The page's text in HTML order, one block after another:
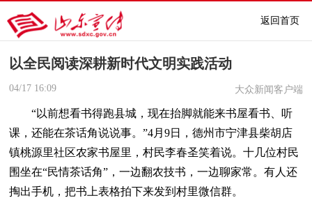
返回首页
以全民阅读深耕新时代文明实践活动
04/17 16:09 大众新闻客户端
“以前想看书得跑县城，现在抬脚就能来书屋看书、听
课，还能在茶话角说说事。”4月9日，德州市宁津县柴胡店
镇桃源里社区农家书屋里，村民李春圣笑着说。十几位村民
围坐在“民情茶话角”，一边翻农技书，一边聊家常。有人还
掏出手机，把书上表格拍下来发到村里微信群。